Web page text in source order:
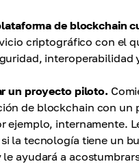
de blockchain
criptográfico con el
interoperabilidad
un proyecto piloto.
de blockchain con un
ejemplo, internamente.
la tecnología tiene un
ayudará a